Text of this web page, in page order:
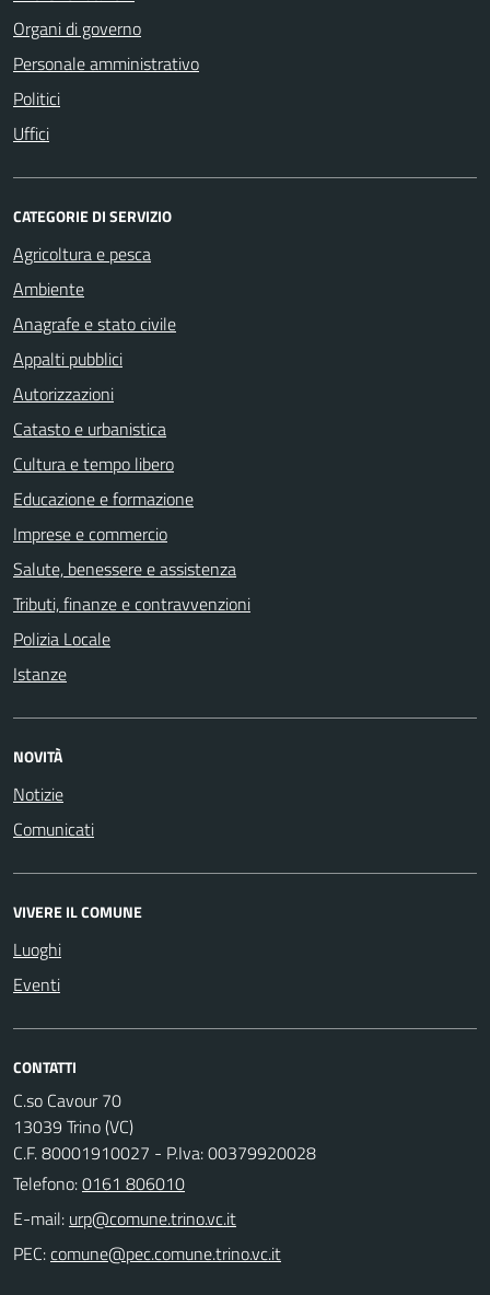
Organi di governo
Personale amministrativo
Politici
Uffici
CATEGORIE DI SERVIZIO
Agricoltura e pesca
Ambiente
Anagrafe e stato civile
Appalti pubblici
Autorizzazioni
Catasto e urbanistica
Cultura e tempo libero
Educazione e formazione
Imprese e commercio
Salute, benessere e assistenza
Tributi, finanze e contravvenzioni
Polizia Locale
Istanze
NOVITÀ
Notizie
Comunicati
VIVERE IL COMUNE
Luoghi
Eventi
CONTATTI
C.so Cavour 70
13039 Trino (VC)
C.F. 80001910027 - P.Iva: 00379920028
Telefono:0161 806010
E-mail:
PEC: